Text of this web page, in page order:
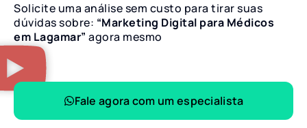
Solicite uma análise sem custo para tirar suas
dúvidas sobre: “Marketing Digital para Médicos
em Lagamar” agora mesmo
Fale agora com um especialista